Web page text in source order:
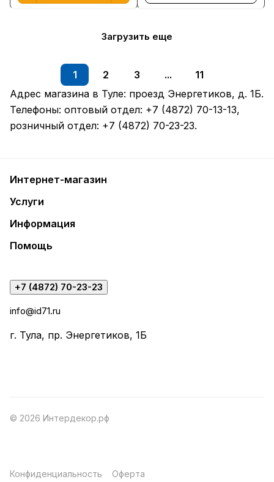
Загрузить еще
1 2 3 ...
11
Адрес магазина в Туле: проезд Энергетиков, д. 1Б.
Телефоны: оптовый отдел: +7 (4872) 70-13-13,
розничный отдел: +7 (4872) 70-23-23.
Интернет-магазин
Услуги
Информация
Помощь
+7 (4872) 70-23-23
info@id71.ru
г. Тула, пр. Энергетиков, 1Б
© 2026 Интердекор.рф
Конфиденциальность Оферта